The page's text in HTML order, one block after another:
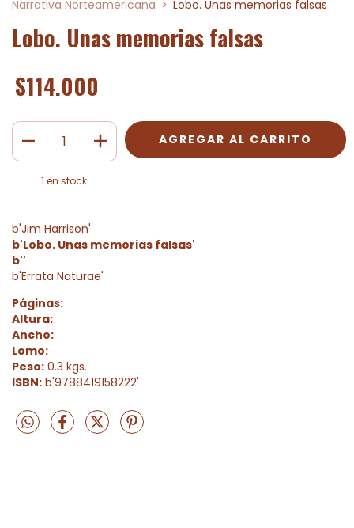
Narrativa Norteamericana > Lobo. Unas memorias falsas
Lobo. Unas memorias falsas
$114.000
1 en stock
b'Jim Harrison'
b'Lobo. Unas memorias falsas'
b''
b'Errata Naturae'
Páginas:
Altura:
Ancho:
Lomo:
Peso: 0.3 kgs.
ISBN: b'9788419158222'